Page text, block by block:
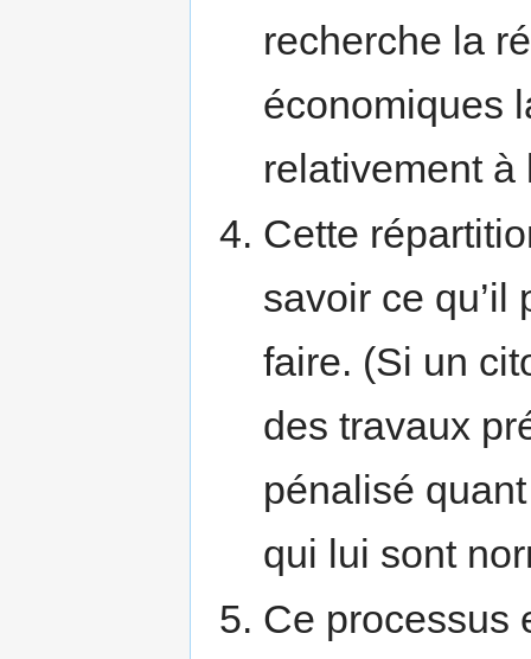
recherche la
économiques
relativement à
Cette
savoir ce qu’il
faire. (Si un
des travaux
pénalisé
qui lui sont
Ce processus